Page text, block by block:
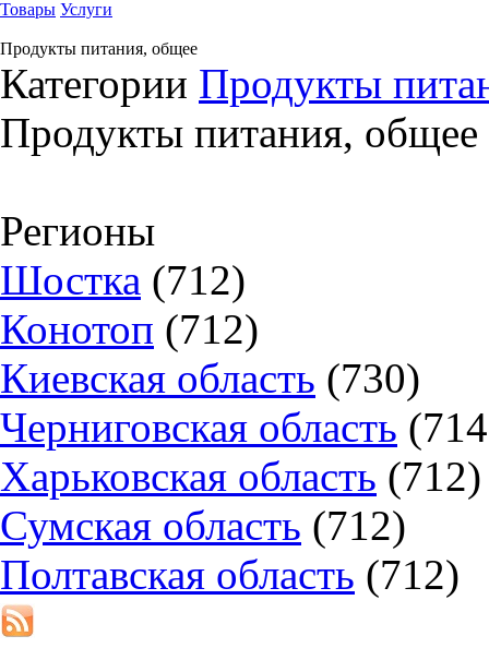
Товары Услуги
Продукты питания, общее
Категории Продукты
Продукты питания, общее
Регионы
Шостка (712)
Конотоп (712)
Киевская область (730)
Черниговская область
Харьковская область (712)
Сумская область (712)
Полтавская область (712)